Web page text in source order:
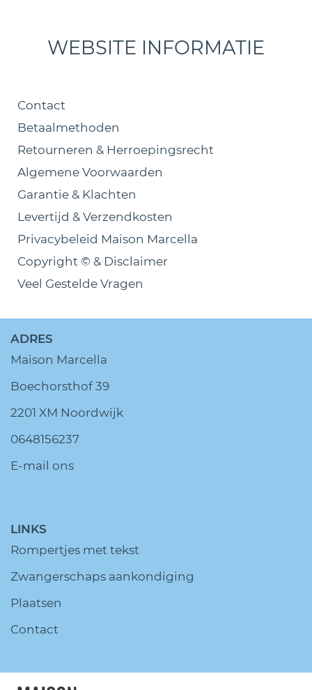
WEBSITE INFORMATIE
Contact
Betaalmethoden
Retourneren & Herroepingsrecht
Algemene Voorwaarden
Garantie & Klachten
Levertijd & Verzendkosten
Privacybeleid Maison Marcella
Copyright © & Disclaimer
Veel Gestelde Vragen
ADRES
Maison Marcella
Boechorsthof 39
2201 XM Noordwijk
0648156237
E-mail ons
LINKS
Rompertjes met tekst
Zwangerschaps aankondiging
Plaatsen
Contact